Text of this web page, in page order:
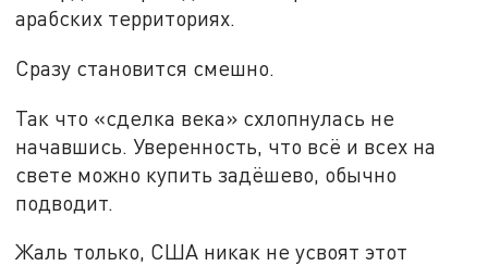
арабских территориях.
Сразу становится смешно.
Так что «сделка века» схлопнулась не
начавшись. Уверенность, что всё и всех на
свете можно купить задёшево, обычно
подводит.
Жаль только, США никак не усвоят этот